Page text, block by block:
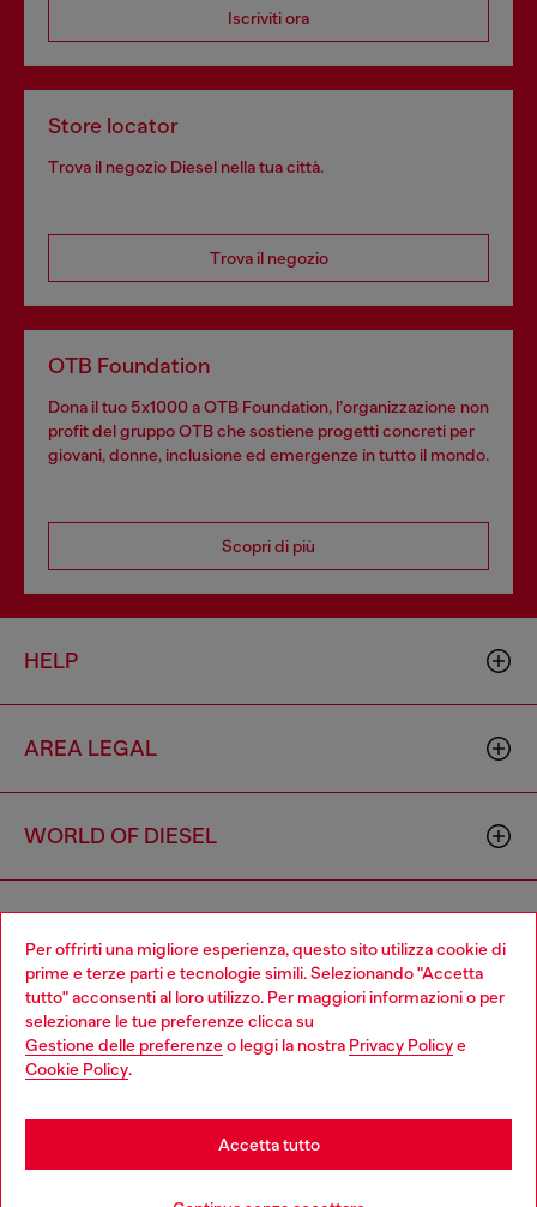
Per offrirti una migliore esperienza, questo sito utilizza cookie di
prime e terze parti e tecnologie simili. Selezionando "Accetta
tutto" acconsenti al loro utilizzo. Per maggiori informazioni o per
selezionare le tue preferenze clicca su
Gestione delle preferenzeo leggi la nostra Privacy Policye
Cookie Policy.
Accetta tutto
Avvisami quando disponibile
Iscriviti ora
Store locator
Trova il negozio Diesel nella tua città.
Trova il negozio
OTB Foundation
Dona il tuo 5x1000 a OTB Foundation, l’organizzazione non
profit del gruppo OTB che sostiene progetti concreti per
giovani, donne, inclusione ed emergenze in tutto il mondo.
Scopri di più
HELP
AREA LEGAL
WORLD OF DIESEL
Country: IT Language: IT
Choose your location
You are currently browsing Italia website, but it seems you may
be based in United States